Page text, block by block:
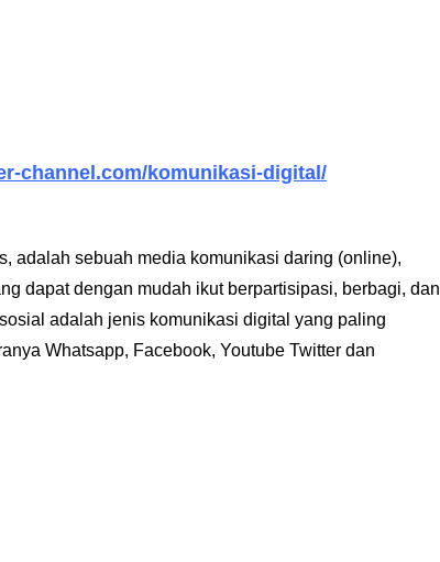
channel.com/komunikasi-digital/
adalah sebuah media komunikasi daring (online),
dapat dengan mudah ikut berpartisipasi, berbagi, dan
adalah jenis komunikasi digital yang paling
Whatsapp, Facebook, Youtube Twitter dan